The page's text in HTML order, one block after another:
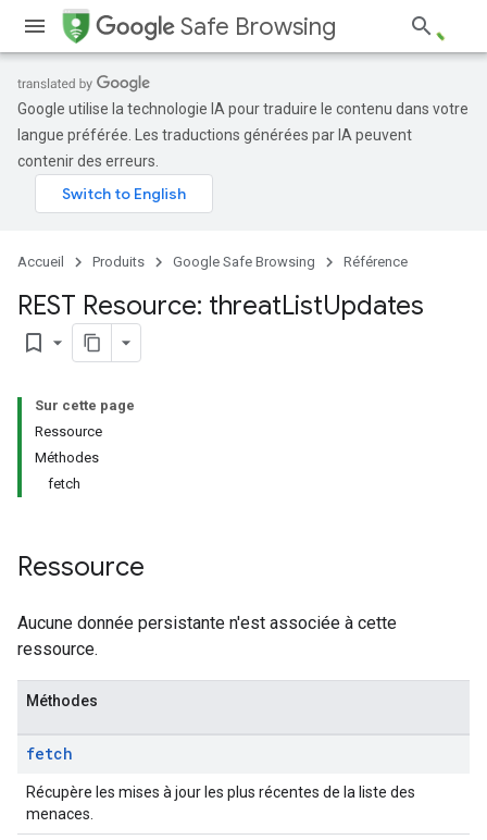
Safe Browsing
Google utilise la technologie IA pour traduire le contenu dans votre
langue préférée. Les traductions générées par IA peuvent
contenir des erreurs.
Accueil Produits Google Safe Browsing Référence
REST Resource: threatListUpdates
bookmark_border
Sur cette page
Ressource
Méthodes
fetch
Ressource
Aucune donnée persistante n'est associée à cette
ressource.
Méthodes
fetch
Récupère les mises à jour les plus récentes de la liste des
menaces.